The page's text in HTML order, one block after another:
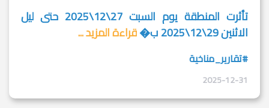
تأثرت المنطقة يوم السبت 27\12\2025 حتى ليل
الاثنين 29\12\2025 ب�
قراءة المزيد ...
#تقارير_مناخية
2025-12-31